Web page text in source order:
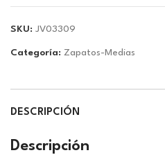
SKU: JV03309
Categoría: Zapatos-Medias
DESCRIPCIÓN
Descripción